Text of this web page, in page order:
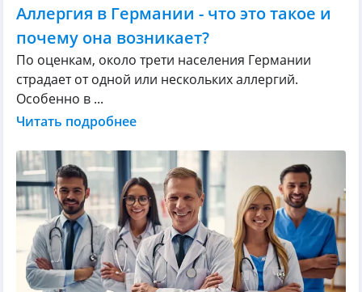
Аллергия в Германии - что это такое и
почему она возникает?
По оценкам, около трети населения Германии
страдает от одной или нескольких аллергий.
Особенно в ...
Читать подробнее